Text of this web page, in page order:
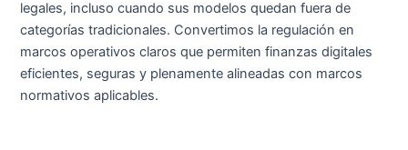
legales, incluso cuando sus modelos quedan fuera de
categorías tradicionales. Convertimos la regulación en
marcos operativos claros que permiten finanzas digitales
eficientes, seguras y plenamente alineadas con marcos
normativos aplicables.